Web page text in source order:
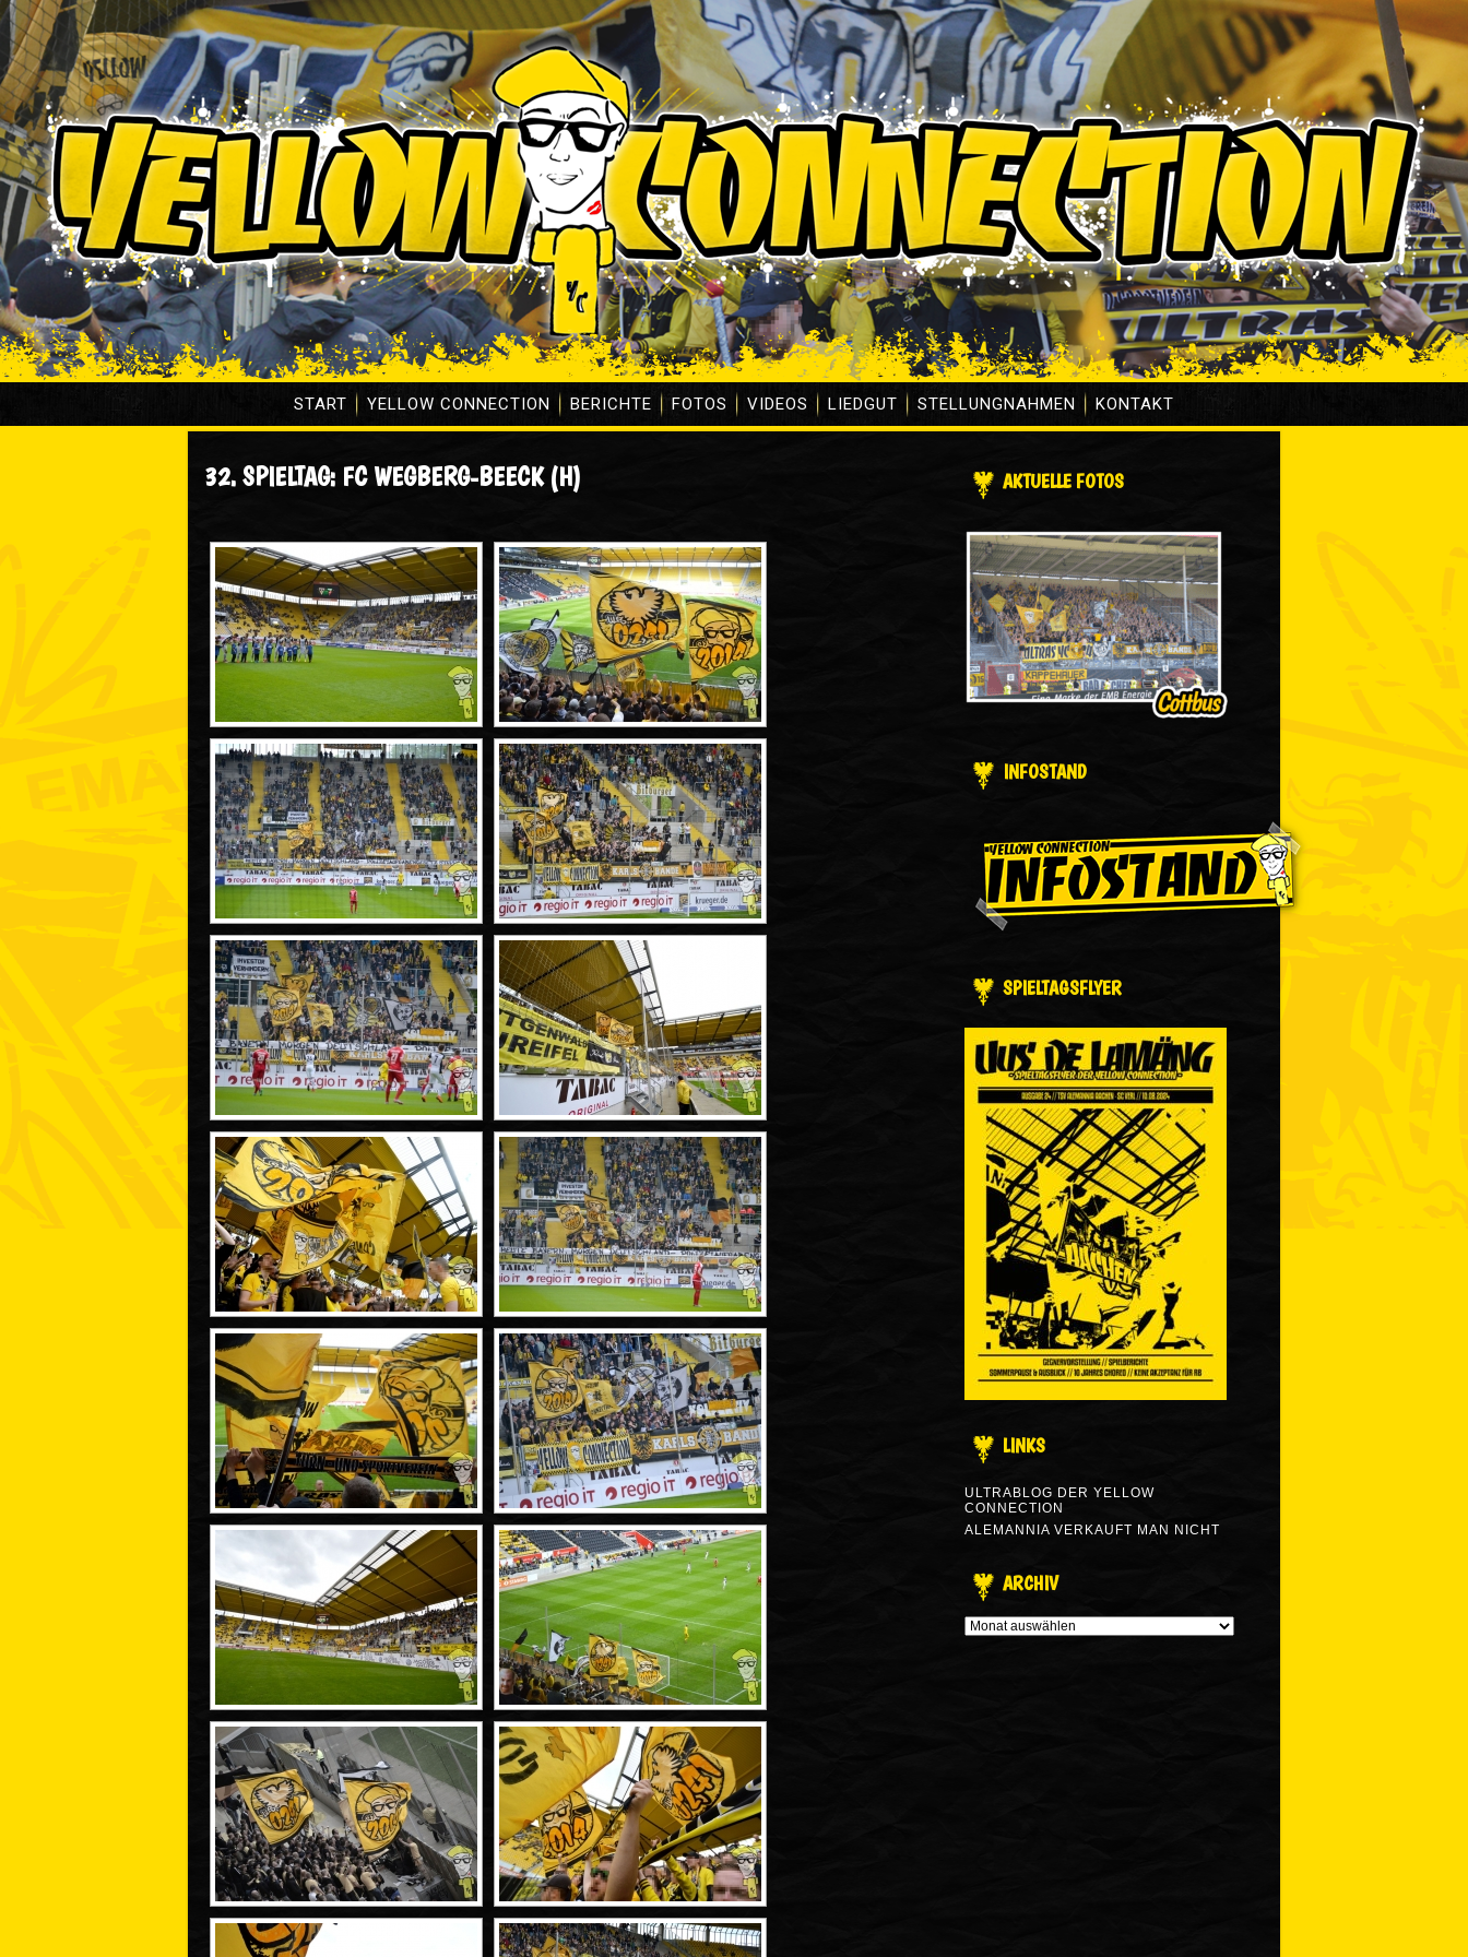
START YELLOW CONNECTION BERICHTE FOTOS VIDEOS LIEDGUT STELLUNGNAHMEN KONTAKT
32. SPIELTAG: FC WEGBERG-BEECK (H) AKTUELLE FOTOS
INFOSTAND
SPIELTAGSFLYER
LINKS
ULTRABLOG DER YELLOW
CONNECTION
ALEMANNIA VERKAUFT MAN NICHT
ARCHIV
ARCHIV